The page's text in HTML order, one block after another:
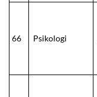
66 Psikologi